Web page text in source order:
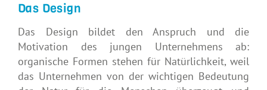
Das Design
Das Design bildet den Anspruch und die
Motivation des jungen Unternehmens ab:
organische Formen stehen für Natürlichkeit, weil
das Unternehmen von der wichtigen Bedeutung